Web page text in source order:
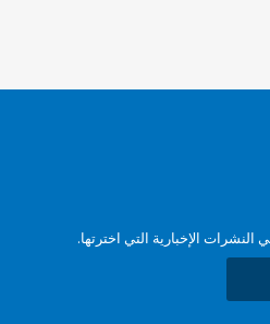
الإخبارية التي اخترتها.